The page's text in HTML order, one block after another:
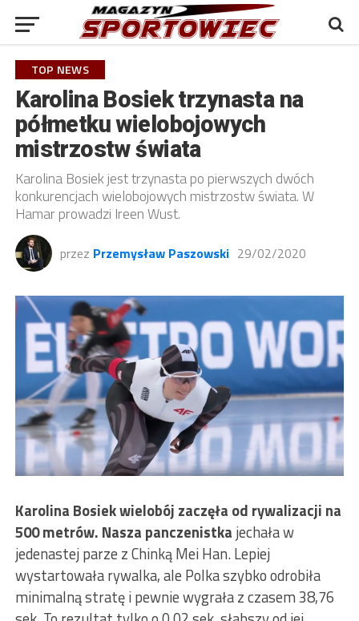
TOP NEWS
Karolina Bosiek trzynasta na
półmetku wielobojowych
mistrzostw świata
Karolina Bosiek jest trzynasta po pierwszych dwóch
konkurencjach wielobojowych mistrzostw świata. W
Hamar prowadzi Ireen Wust.
przez Przemysław Paszowski 29/02/2020
Karolina Bosiekwielobój zaczęła od rywalizacji na
500 metrów. Nasza panczenistka jechała w
jedenastej parze z Chinką Mei Han. Lepiej
wystartowała rywalka, ale Polka szybko odrobiła
minimalną stratę i pewnie wygrała z czasem 38,76